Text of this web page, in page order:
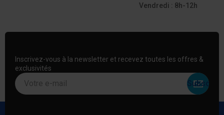
Vendredi : 8h-12h
Inscrivez-vous à la newsletter et recevez toutes les offres &
exclusivités
Votre e-mail